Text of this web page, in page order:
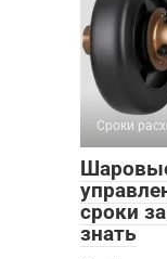
Сроки
сроки
знать